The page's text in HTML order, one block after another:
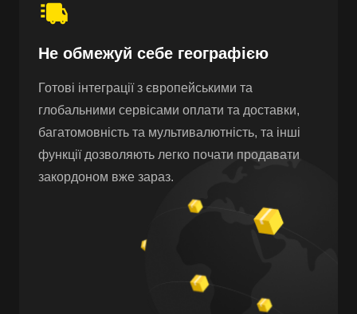
Не обмежуй себе географією
Готові інтеграції з європейськими та
глобальними сервісами оплати та доставки,
багатомовність та мультивалютність, та інші
функції дозволяють легко почати продавати
закордоном вже зараз.